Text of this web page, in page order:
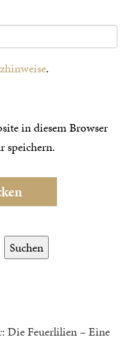
.
in diesem Browser
speichern.
Suchen
Die Feuerlilien – Eine